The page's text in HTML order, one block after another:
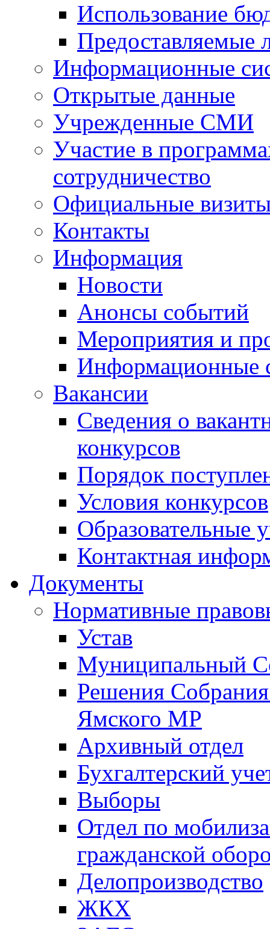
Использование
Предоставляемые
Информационные
Открытые данные
Учрежденные СМИ
Участие в
сотрудничество
Официальные
Контакты
Информация
Новости
Анонсы событий
Мероприятия и
Информационные
Вакансии
Сведения о
конкурсов
Порядок
Условия конкурсов
Образовательные
Контактная
Документы
Нормативные
Устав
Муниципальный
Решения
Ямского МР
Архивный отдел
Бухгалтерский
Выборы
Отдел по
гражданской
Делопроизводство
ЖКХ